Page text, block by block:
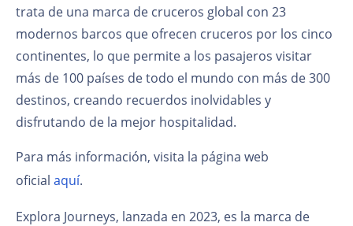
trata de una marca de cruceros global con 23
modernos barcos que ofrecen cruceros por los cinco
continentes, lo que permite a los pasajeros visitar
más de 100 países de todo el mundo con más de 300
destinos, creando recuerdos inolvidables y
disfrutando de la mejor hospitalidad.
Para más información, visita la página web
oficial aquí.
Explora Journeys, lanzada en 2023, es la marca de